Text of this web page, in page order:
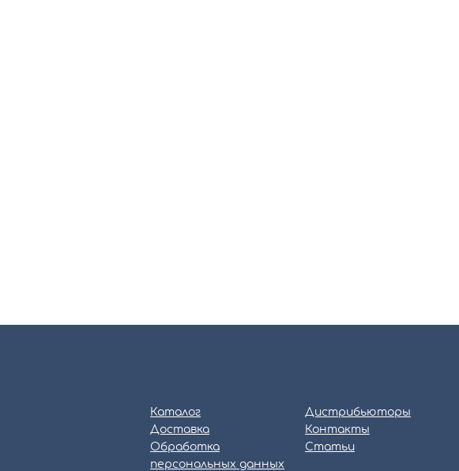
Каталог Дистрибьюторы
Доставка
Контакты
Обработка
персональных данных
Статьи